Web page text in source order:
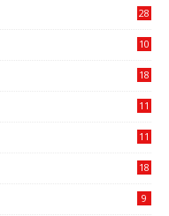
28
10
18
11
11
18
9